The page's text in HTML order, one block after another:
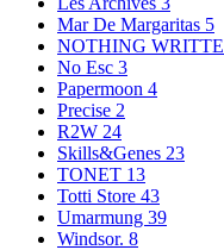
Mar De Margaritas 5
NOTHING
No Esc 3
Papermoon 4
Precise 2
R2W 24
Skills&Genes 23
TONET 13
Totti Store 43
Umarmung 39
Windsor. 8